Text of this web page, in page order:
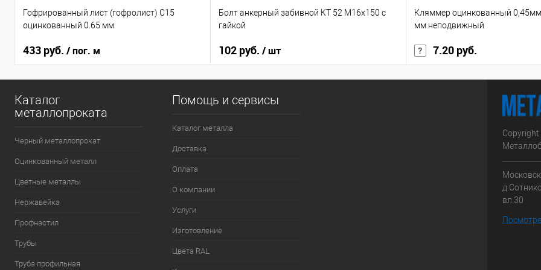
Гофрированный лист (гофролист) С15
оцинкованный 0.65 мм
433 руб. / пог. м
Болт анкерный забивной KT 52 М16х150 с
гайкой
102 руб. / шт
Кляммер оцинкованный
мм неподвижный
7.20 руб.
Каталог
металлопроката
Черный металлопрокат
Оцинкованный металл
Цветные металлы
Нержавейка
Профнастил
Трубы
Труба профильная
Помощь и сервисы
Каталог металла
Доставка
Оплата
О компании
Услуги
Изготовление
Цвета RAL
вл.30